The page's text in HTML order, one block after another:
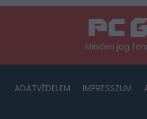
Minden jog
ADATVÉDELEM IMPRESSZUM